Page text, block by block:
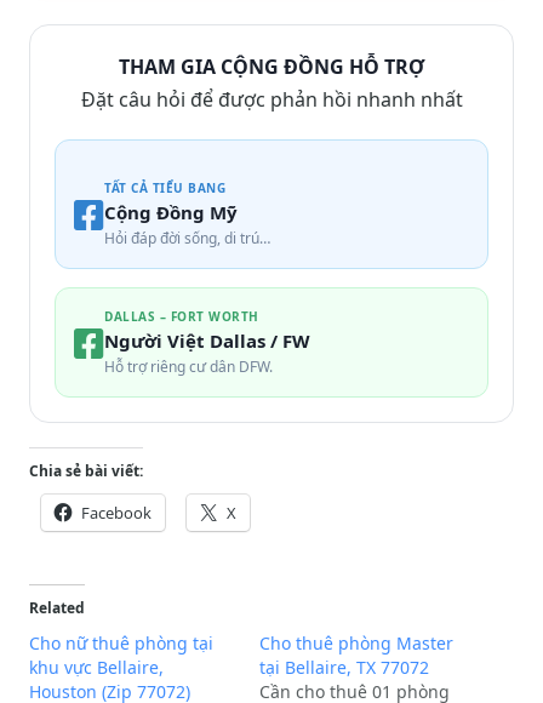
THAM GIA CỘNG ĐỒNG HỖ TRỢ
Đặt câu hỏi để được phản hồi nhanh nhất
TẤT CẢ TIỂU BANG
Cộng Đồng Mỹ
Hỏi đáp đời sống, di trú…
DALLAS – FORT WORTH
Người Việt Dallas / FW
Hỗ trợ riêng cư dân DFW.
Chia sẻ bài viết:
Facebook X
Related
Cho nữ thuê phòng tại
khu vực Bellaire,
Houston (Zip 77072)
Cho thuê phòng Master
tại Bellaire, TX 77072
Cần cho thuê 01 phòng